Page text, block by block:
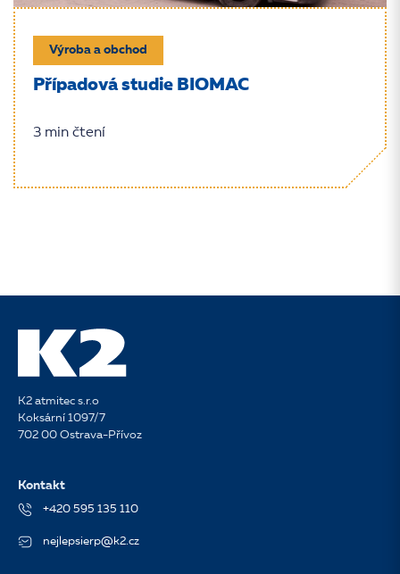
Výroba a obchod
Případová studie BIOMAC
3 min čtení
K2 atmitec s.r.o
Koksární 1097/7
702 00 Ostrava-Přívoz
Kontakt
+420 595 135 110
nejlepsierp@k2.cz